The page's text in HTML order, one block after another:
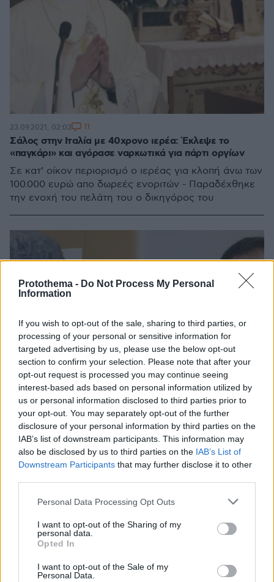
Protothema - Do Not Process My Personal
Information
If you wish to opt-out of the sale, sharing to third parties, or
processing of your personal or sensitive information for
targeted advertising by us, please use the below opt-out
section to confirm your selection. Please note that after your
opt-out request is processed you may continue seeing
interest-based ads based on personal information utilized by
us or personal information disclosed to third parties prior to
your opt-out. You may separately opt-out of the further
disclosure of your personal information by third parties on the
IAB’s list of downstream participants. This information may
also be disclosed by us to third parties on the IAB’s List of
Downstream Participants that may further disclose it to other
Please note that this website/app uses one or more Google
not limited to your visit or usage behaviour. You may click to
grant or deny consent to Google and its third-party tags to
use your data for below specified purposes in below Google
consent section.
Personal Data Processing Opt Outs
I want to opt-out of the Sharing of my
personal data.
Opted In
I want to opt-out of the Sale of my
Personal Data.
Σάλος στην Ιταλία με 40χρονο ιερέα: Έκλεψε το
«παγκάρι» και αγόρασε ναρκωτικά για πάρτι οργίων
Σε κατ’ οίκον περιορισμό ο ιερέας για κλοπή άνω των
100.000 ευρώ απο δωρεές ενοριτών - Παραδέχθηκε
την ενοχή του πελάτη του ο δικηγόρος του
23.09.2021, 02:03 11
υποστηρίζει ο ηθοποιός για την ασέλγεια σε βάρος
ταξιτζή
έγινε το επίμαχο βράδυ μέχρι του σημείου που τον
23.11.2018, 13:44 102